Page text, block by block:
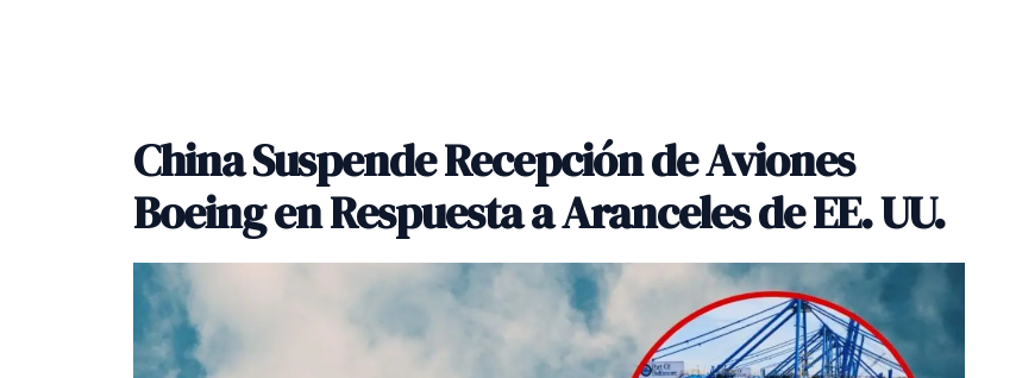
China Suspende Recepción de Aviones
Boeing en Respuesta a Aranceles de EE. UU.